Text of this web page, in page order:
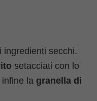
ingredienti secchi.
setacciati con lo
infine la granella di